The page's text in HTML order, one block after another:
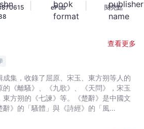
ePub 閱亮點
查看更多
成集，收錄了屈原、宋玉、東方朔等人的
《離騷》、《九歌》、《天問》，宋玉
東方朔的《七諫》等。《楚辭》是中國文
》的「騷體」與《詩經》的「風